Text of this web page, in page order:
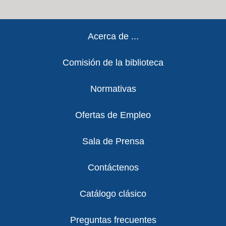
Acerca de ...
Comisión de la biblioteca
Normativas
Ofertas de Empleo
Sala de Prensa
Contáctenos
Catálogo clásico
Preguntas frecuentes